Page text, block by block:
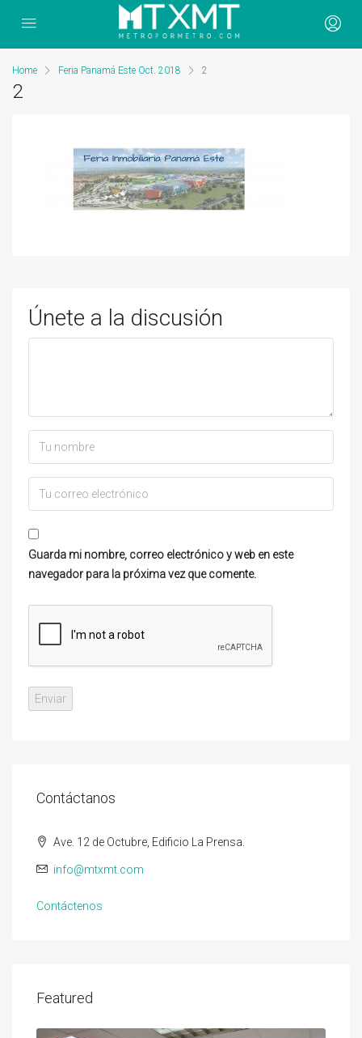
Home Feria Panamá Este Oct. 2018 2
2
Únete a la discusión
Guarda mi nombre, correo electrónico y web en este
navegador para la próxima vez que comente.
Contáctanos
Ave. 12 de Octubre, Edificio La Prensa.
info@mtxmt.com
Contáctenos
Featured